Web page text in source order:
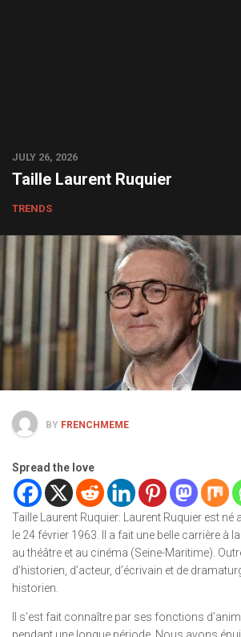
JULY 26, 2026
Taille Laurent Ruquier
TRENDS
BY FRENCHMEME
Spread the love
Taille Laurent Ruquier: Laurent Ruquier est né
le 24 février 1963. Il a fait une belle carrière à
au théâtre et au cinéma (Seine-Maritime).
d’historien, d’acteur, d’écrivain et de
historien.
Il s’est fait connaître par ses fonctions